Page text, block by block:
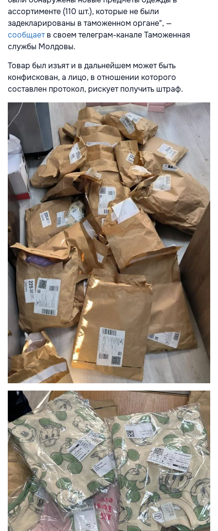
ассортименте (110 шт.), которые не были
задекларированы в таможенном органе", —
сообщаетв своем телеграм-канале Таможенная
службы Молдовы.
Товар был изъят и в дальнейшем может быть
конфискован, а лицо, в отношении которого
составлен протокол, рискует получить штраф.